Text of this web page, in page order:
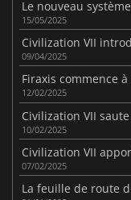
15/05/2025
09/04/2025
12/02/2025
Civilization VII
10/02/2025
07/02/2025